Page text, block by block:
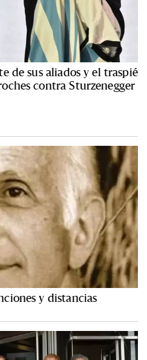
de sus aliados y el traspié
contra Sturzenegger
y distancias